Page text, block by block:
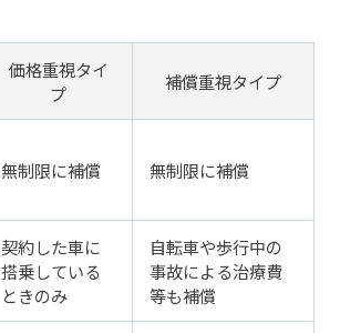
価格重視タイ
プ
補償重視タイプ
無制限に補償 無制限に補償
契約した車に
搭乗している
ときのみ
自転車や歩行中の
事故による治療費
等も補償